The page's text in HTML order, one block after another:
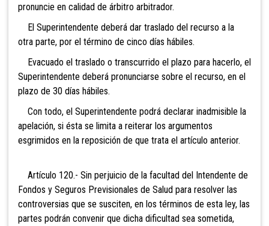
pronuncie en calidad de árbitro arbitrador.
El Superintendente deberá dar traslado del recurso a la
otra parte, por el término de cinco días hábiles.
Evacuado el traslado o transcurrido el plazo para hacerlo, el
Superintendente deberá pronunciarse sobre el recurso, en el
plazo de 30 días hábiles.
Con todo, el Superintendente podrá declarar inadmisible la
apelación, si ésta se limita a reiterar los argumentos
esgrimidos en la reposición de que trata el artículo anterior.
Artículo 120.- Sin perjuicio de la facultad del Intendente de
Fondos y Seguros Previsionales de Salud para resolver las
controversias que se susciten, en los términos de esta ley, las
partes podrán convenir que dicha dificultad sea sometida,